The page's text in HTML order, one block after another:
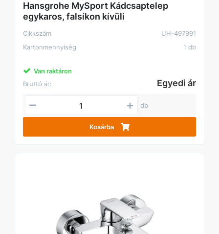
Hansgrohe MySport Kádcsaptelep
egykaros, falsíkon kívüli
Cikkszám
UH-497991
Kartonmennyiség
1 db
Van raktáron
Bruttó ár:
Egyedi ár
db
Kosárba